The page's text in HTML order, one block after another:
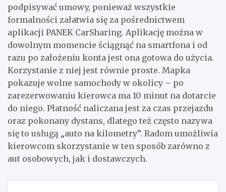
podpisywać umowy, ponieważ wszystkie
formalności załatwia się za pośrednictwem
aplikacji PANEK CarSharing. Aplikację można w
dowolnym momencie ściągnąć na smartfona i od
razu po założeniu konta jest ona gotowa do użycia.
Korzystanie z niej jest równie proste. Mapka
pokazuje wolne samochody w okolicy – po
zarezerwowaniu kierowca ma 10 minut na dotarcie
do niego. Płatność naliczana jest za czas przejazdu
oraz pokonany dystans, dlatego też często nazywa
się to usługą „auto na kilometry”. Radom umożliwia
kierowcom skorzystanie w ten sposób zarówno z
aut osobowych, jak i dostawczych.